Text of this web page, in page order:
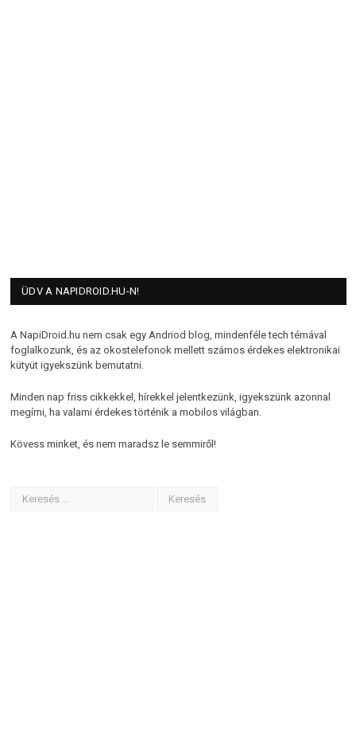
ÜDV A NAPIDROID.HU-N!
A NapiDroid.hu nem csak egy Andriod blog, mindenféle tech témával
foglalkozunk, és az okostelefonok mellett számos érdekes elektronikai
kütyüt igyekszünk bemutatni.
Minden nap friss cikkekkel, hírekkel jelentkezünk, igyekszünk azonnal
megírni, ha valami érdekes történik a mobilos világban.
Kövess minket, és nem maradsz le semmiről!